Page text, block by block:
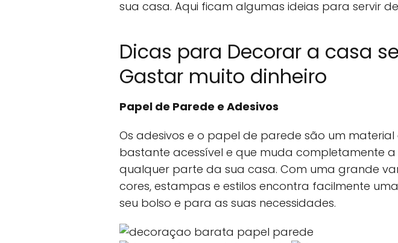
sua casa. Aqui ficam algumas ideias para servir
Dicas para Decorar a casa
Gastar muito dinheiro
Papel de Parede e Adesivos
Os adesivos e o papel de parede são um
bastante acessível e que muda completamente
qualquer parte da sua casa. Com uma grande
cores, estampas e estilos encontra facilmente
seu bolso e para as suas necessidades.